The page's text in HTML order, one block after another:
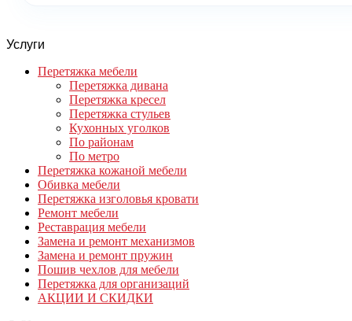
Услуги
Перетяжка мебели
Перетяжка дивана
Перетяжка кресел
Перетяжка стульев
Кухонных уголков
По районам
По метро
Перетяжка кожаной мебели
Обивка мебели
Перетяжка изголовья кровати
Ремонт мебели
Реставрация мебели
Замена и ремонт механизмов
Замена и ремонт пружин
Пошив чехлов для мебели
Перетяжка для организаций
АКЦИИ И СКИДКИ